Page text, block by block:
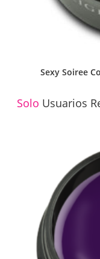
Sexy Soiree
Solo Usuarios